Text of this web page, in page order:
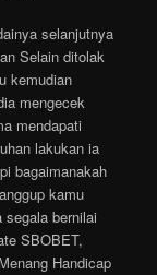
selanjutnya
Selain ditolak
kemudian
mengecek
mendapati
lakukan ia
bagaimanakah
kamu
bernilai
SBOBET,
Handicap